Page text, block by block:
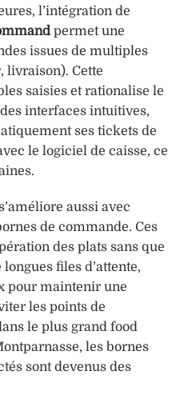
l’intégration de
permet une
issues de multiples
livraison). Cette
saisies et rationalise le
interfaces intuitives,
ses tickets de
le logiciel de caisse, ce
aussi avec
de commande. Ces
des plats sans que
files d’attente,
pour maintenir une
les points de
le plus grand food
les bornes
sont devenus des